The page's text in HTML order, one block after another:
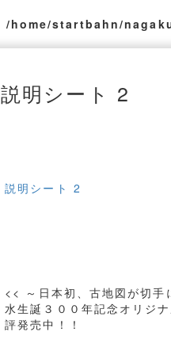
/home/startbahn/
説明シート 2
説明シート 2
投
稿
ナ
<< ～日本初、古地図が切手
水生誕３００年記念オリジ
評発売中！！